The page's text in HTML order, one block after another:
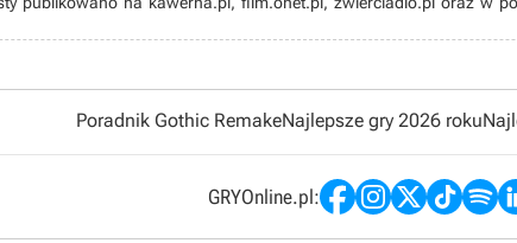
Od 2012 roku gra i tworzy larpy, zarówno w ramach
komercyjne przedsięwzięcia w stylu Witcher School.
Poradnik Gothic RemakeNajlepsze gry 2026 roku
GRYOnline.pl: